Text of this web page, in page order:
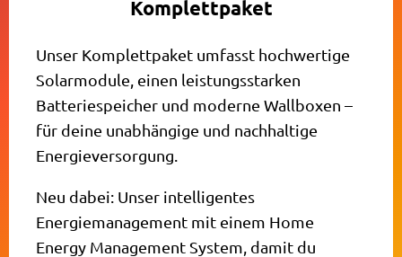
Komplettpaket
Unser Komplettpaket umfasst hochwertige
Solarmodule, einen leistungsstarken
Batteriespeicher und moderne Wallboxen –
für deine unabhängige und nachhaltige
Energieversorgung.
Neu dabei: Unser intelligentes
Energiemanagement mit einem Home
Energy Management System, damit du